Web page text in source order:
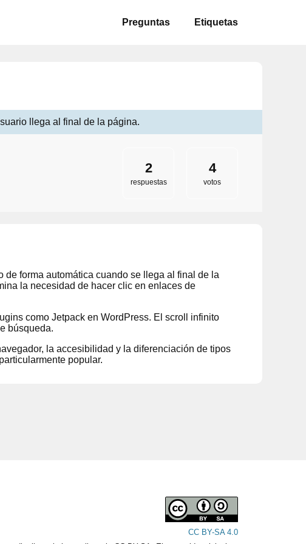
Preguntas Etiquetas
llega al final de la página.
2
respuestas
4
votos
forma automática cuando se llega al final de la
la necesidad de hacer clic en enlaces de
como Jetpack en WordPress. El scroll infinito
búsqueda.
la accesibilidad y la diferenciación de tipos
popular.
CC BY-SA 4.0